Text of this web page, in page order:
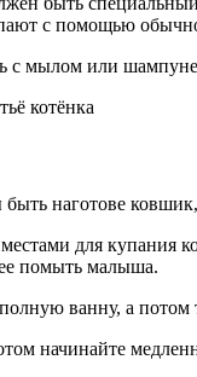
с помощью
с мылом или
наготове ковшик,
для купания
помыть малыша.
ванну, а потом
начинайте